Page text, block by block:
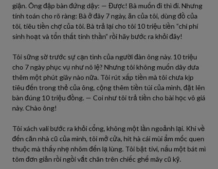
giận. Ông đập bàn đứng dậy: — Được! Bà muốn đi thì đi. Nhưng
tính toán cho rõ ràng: Bà ở đây 7 ngày, ăn của tôi, dùng đồ của
tôi, tiêu tiền chợ của tôi. Bà trả lại cho tôi 10 triệu tiền “chi phí
sinh hoạt và tổn thất tinh thần” rồi hãy bước ra khỏi đây!
Tôi sững sờ trước sự cạn tình của người đàn ông này. 10 triệu
cho 7 ngày phục vụ như nô lệ? Nhưng tôi không muốn dây dưa
thêm một phút giây nào nữa. Tôi rút xấp tiền mà tôi chưa kịp
tiêu đến trong thẻ của ông, cộng thêm tiền túi của mình, đặt lên
bàn đúng 10 triệu đồng. — Coi như tôi trả tiền cho bài học vô giá
này. Chào ông!
Tôi xách vali bước ra khỏi cổng, không một lần ngoảnh lại. Khi về
đến căn nhà cũ của mình, tôi mở cửa, hít hà cái mùi ẩm mốc quen
thuộc mà thấy nhẹ nhõm đến lạ lùng. Tôi bật tivi, nấu một bát mì
tôm đơn giản rồi ngồi vắt chân trên chiếc ghế mây cũ kỹ.